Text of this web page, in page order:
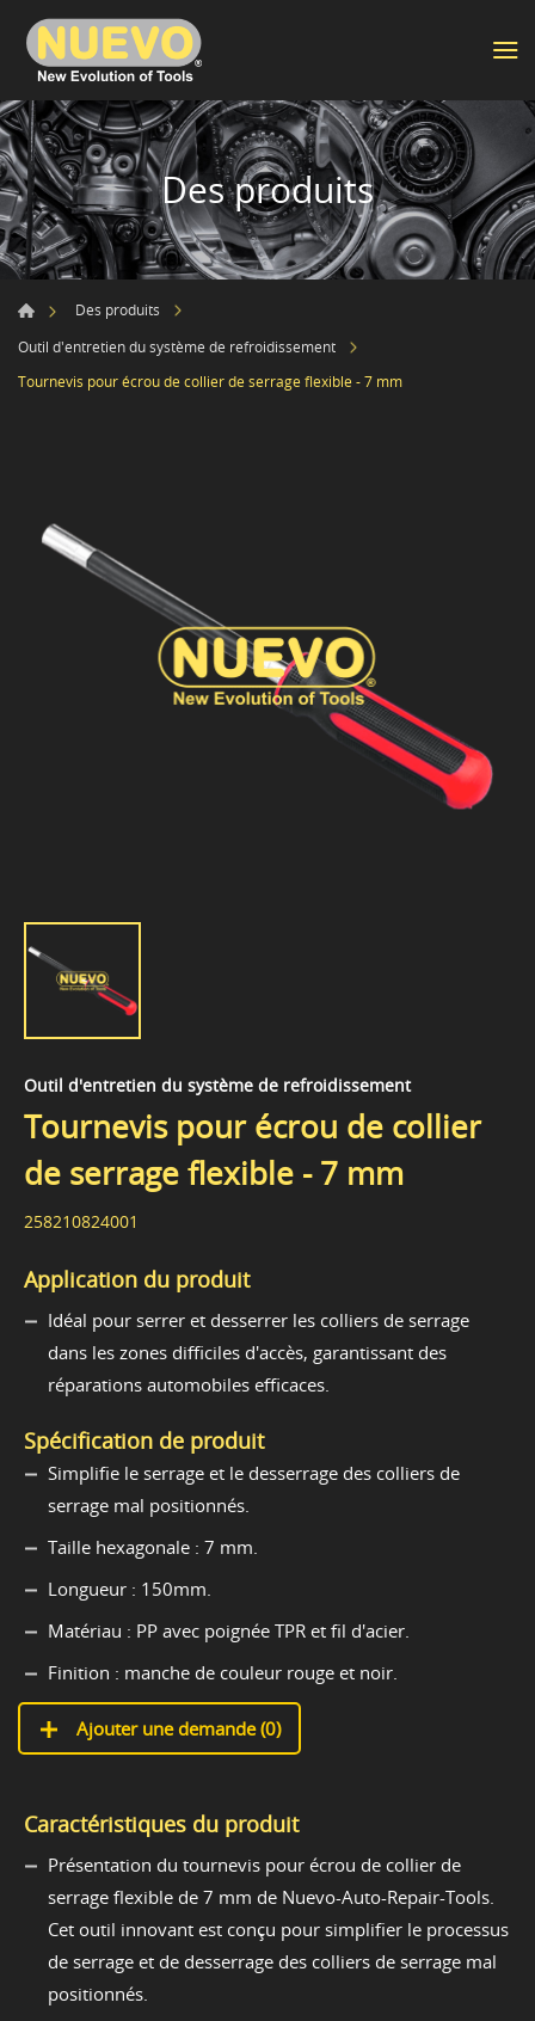
Des produits
Des produits
Outil d'entretien du système de refroidissement
Tournevis pour écrou de collier de serrage flexible - 7 mm
Outil d'entretien du système de refroidissement
Tournevis pour écrou de collier
de serrage flexible - 7 mm
258210824001
Application du produit
Idéal pour serrer et desserrer les colliers de serrage
dans les zones difficiles d'accès, garantissant des
réparations automobiles efficaces.
Spécification de produit
Simplifie le serrage et le desserrage des colliers de
serrage mal positionnés.
Taille hexagonale : 7 mm.
Longueur : 150mm.
Matériau : PP avec poignée TPR et fil d'acier.
Finition : manche de couleur rouge et noir.
Ajouter une demande (0)
Caractéristiques du produit
Présentation du tournevis pour écrou de collier de
serrage flexible de 7 mm de Nuevo-Auto-Repair-Tools.
Cet outil innovant est conçu pour simplifier le processus
de serrage et de desserrage des colliers de serrage mal
positionnés.